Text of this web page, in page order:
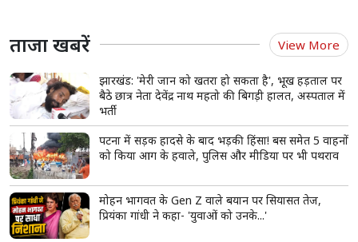
ताजा खबरें View More
झारखंड: 'मेरी जान को खतरा हो सकता है', भूख हड़ताल पर
बैठे छात्र नेता देवेंद्र नाथ महतो की बिगड़ी हालत, अस्पताल में
भर्ती
पटना में सड़क हादसे के बाद भड़की हिंसा! बस समेत 5 वाहनों
को किया आग के हवाले, पुलिस और मीडिया पर भी पथराव
मोहन भागवत के Gen Z वाले बयान पर सियासत तेज,
प्रियंका गांधी ने कहा- 'युवाओं को उनके...'